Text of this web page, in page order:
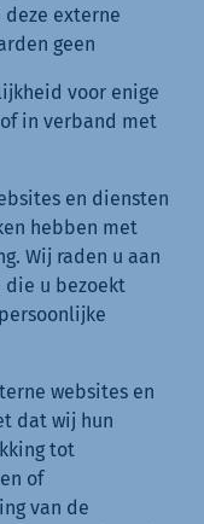
externe
geen
voor enige
in verband met
en diensten
hebben met
Wij raden u aan
u bezoekt
websites en
dat wij hun
tot
of
van de